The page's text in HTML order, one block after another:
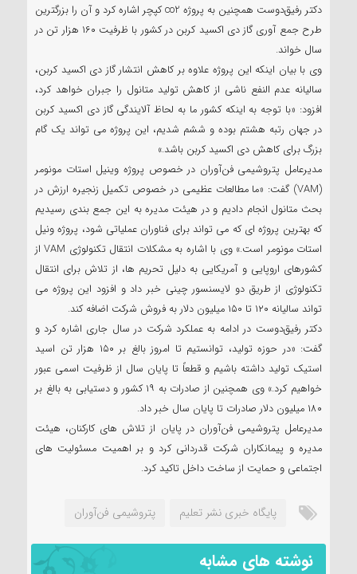
دکتر رفیق‌دوست همچنین به پروژه co2 کپچر اشاره کرد و آن را بزرگترین
طرح جمع آوری گاز دی اکسید کربن در کشور با ظرفیت ۱۶۰ هزار تن در
سال خواند.
وی با بیان اینکه این پروژه علاوه بر کاهش انتشار گاز دی اکسید کربن،
سالیانه عدم النفع ناشی از کاهش تولید متانول را جبران خواهد کرد،
افزود: «با توجه به اینکه کشور ما به لحاظ آلایندگی گاز دی اکسید کربن
در جهان رتبه هشتم بوده و ششم شدیم، این پروژه می تواند یک گام
بزرگ برای کاهش دی اکسید کربن باشد.»
مدیرعامل پتروشیمی فن‌آوران در خصوص پروژه وینیل استات مونومر
(VAM) گفت: «ما مطالعات عظیمی در خصوص تکمیل زنجیره ارزش در
بحث متانول انجام دادیم و در هیئت مدیره به این جمع بندی رسیدیم
که بهترین پروژه ای که می تواند برای فناوران عملیاتی شود، پروژه ونیل
استات مونومر است.» وی با اشاره به مشکلات انتقال تکنولوژی VAM از
کشورهای اروپایی و آمریکایی به دلیل تحریم ها، از تلاش برای انتقال
تکنولوژی از طریق دو لایسنسور چینی خبر داد و افزود این پروژه می
تواند سالیانه ۱۲۰ تا ۱۵۰ میلیون دلار به فروش شرکت اضافه کند.
دکتر رفیق‌دوست در ادامه به عملکرد شرکت در سال جاری اشاره کرد و
گفت: «در حوزه تولید، توانستیم تا امروز بالغ بر ۱۵۰ هزار تن اسید
استیک تولید داشته باشیم و قطعاً تا پایان سال از ظرفیت اسمی عبور
خواهیم کرد.» وی همچنین از صادرات به ۱۹ کشور و دستیابی به بالغ بر
۱۸۰ میلیون دلار صادرات تا پایان سال خبر داد.
مدیرعامل پتروشیمی فن‌آوران در پایان از تلاش های کارکنان، هیئت
مدیره و پیمانکاران شرکت قدردانی کرد و بر اهمیت مسئولیت های
اجتماعی و حمایت از ساخت داخل تاکید کرد.
پایگاه خبری نشر تعلیم پتروشیمی فن‌آوران
نوشته های مشابه